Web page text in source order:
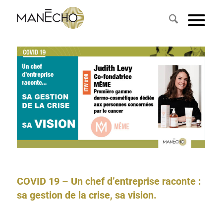
COVID 19 – Un chef d’entreprise raconte :
sa gestion de la crise, sa vision.